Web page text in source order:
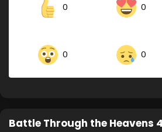
Battle Through The
Ağustos 20, 2021
Battle Through The
0 0
0 0
Battle Through the Heavens